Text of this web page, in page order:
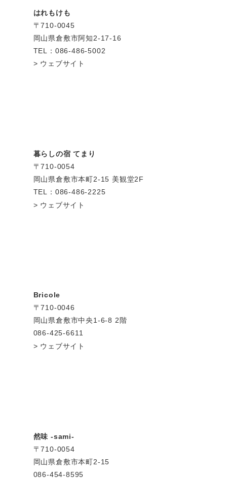
はれもけも
〒710-0045
岡山県倉敷市阿知2-17-16
TEL：086-486-5002
ウェブサイト
暮らしの宿 てまり
〒710-0054
岡山県倉敷市本町2-15 美観堂2F
TEL：086-486-2225
ウェブサイト
Bricole
〒710-0046
岡山県倉敷市中央1-6-8 2階
086-425-6611
ウェブサイト
然味 -sami-
〒710-0054
岡山県倉敷市本町2-15
086-454-8595